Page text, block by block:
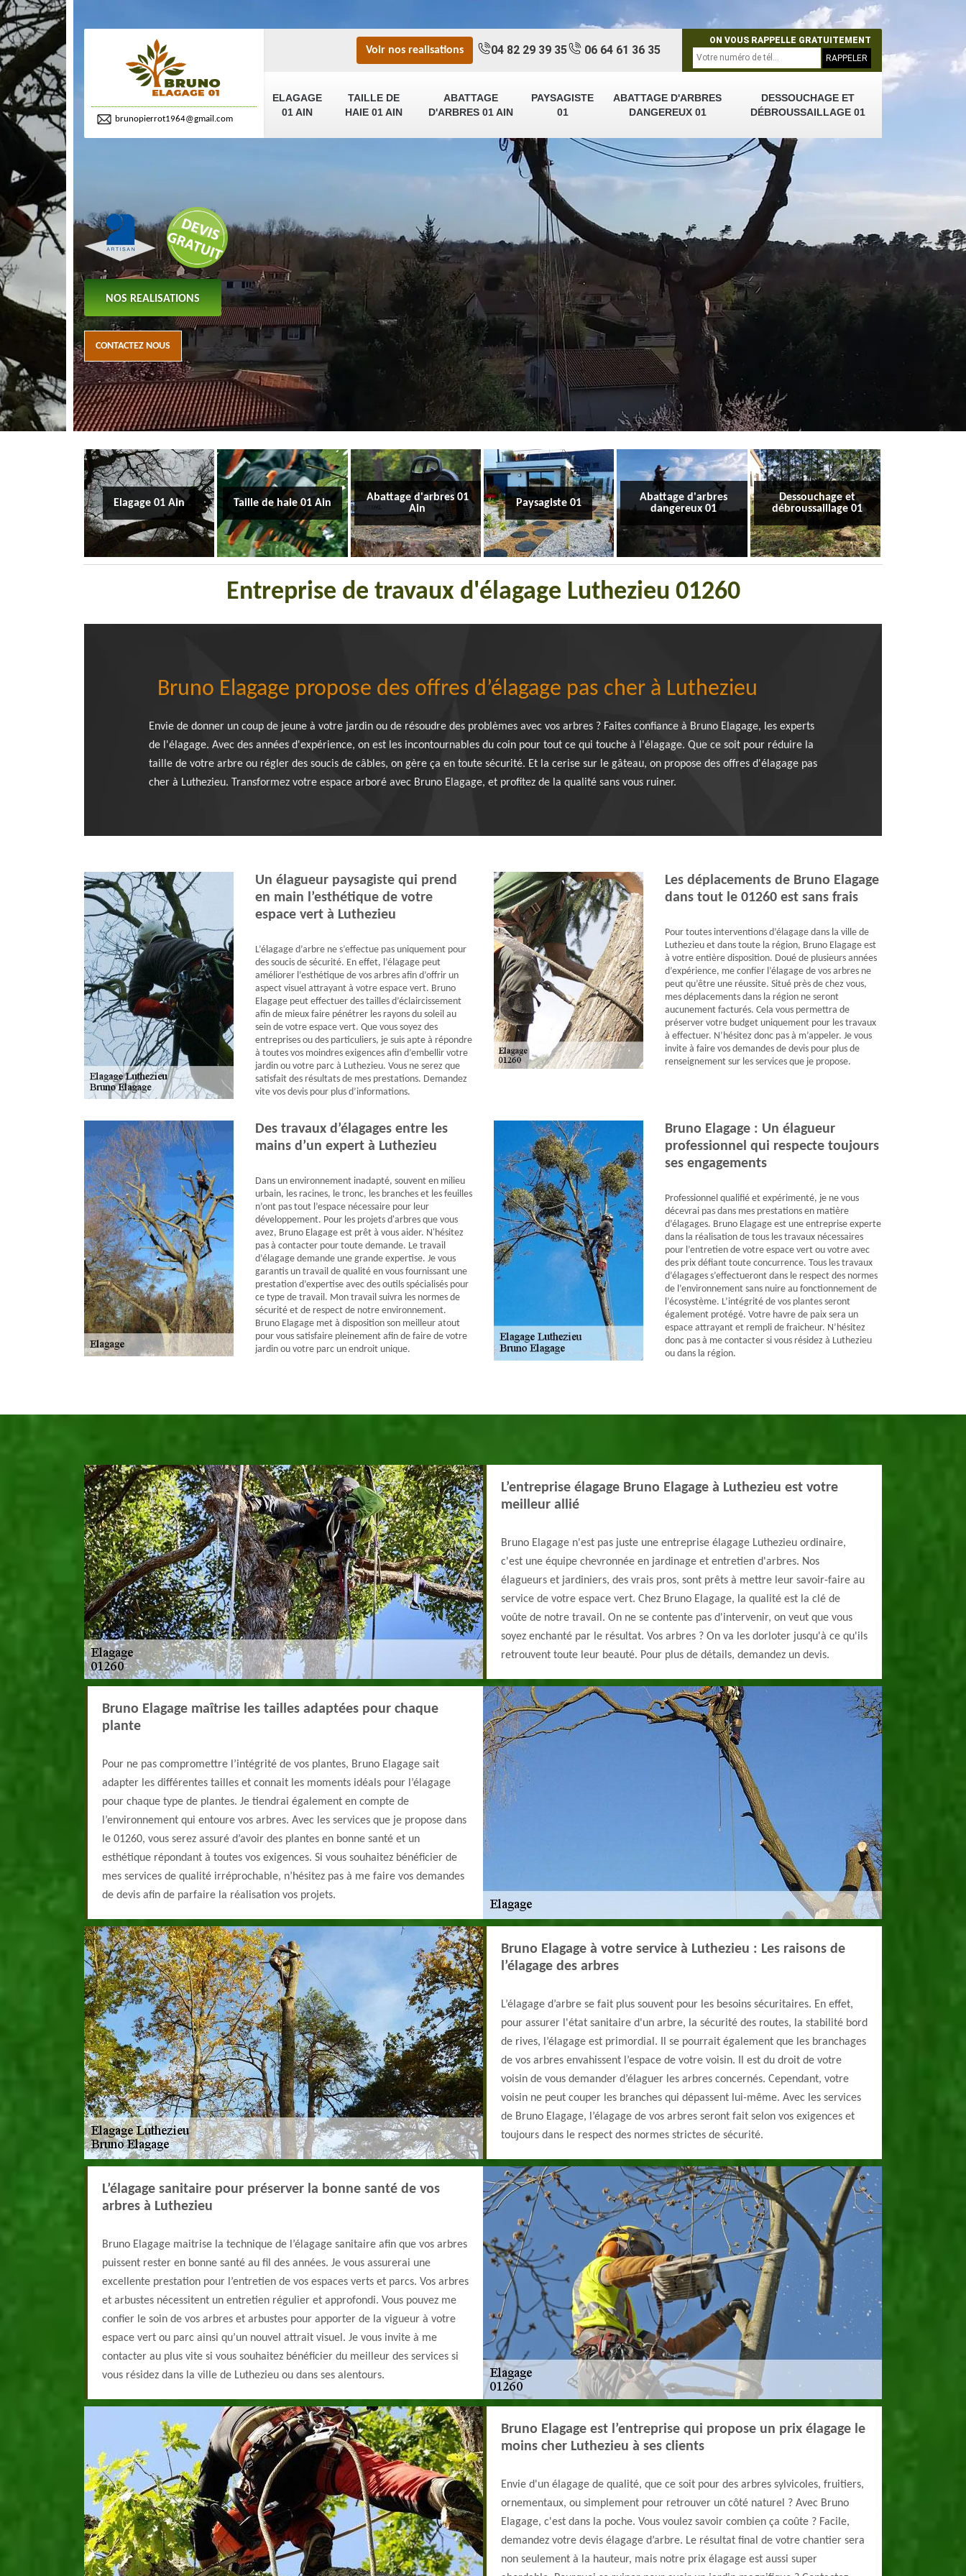
brunopierrot1964@gmail.com
ELAGAGE
01 AIN
TAILLE DE
HAIE 01 AIN
ABATTAGE
D'ARBRES 01 AIN
PAYSAGISTE
01
ABATTAGE D'ARBRES
DANGEREUX 01
DESSOUCHAGE ET
DÉBROUSSAILLAGE 01
Voir nos realisations 04 82 29 39 35 06 64 61 36 35
ON VOUS RAPPELLE GRATUITEMENT
NOS REALISATIONS
CONTACTEZ NOUS
Elagage 01 Ain Taille de haie 01 Ain
Abattage d'arbres 01
Ain
Paysagiste 01
Abattage d'arbres
dangereux 01
Dessouchage et
débroussaillage 01
Entreprise de travaux d'élagage Luthezieu 01260
Bruno Elagage propose des offres d’élagage pas cher à Luthezieu
Envie de donner un coup de jeune à votre jardin ou de résoudre des problèmes avec vos arbres ? Faites confiance à Bruno Elagage, les experts
de l'élagage. Avec des années d'expérience, on est les incontournables du coin pour tout ce qui touche à l'élagage. Que ce soit pour réduire la
taille de votre arbre ou régler des soucis de câbles, on gère ça en toute sécurité. Et la cerise sur le gâteau, on propose des offres d'élagage pas
cher à Luthezieu. Transformez votre espace arboré avec Bruno Elagage, et profitez de la qualité sans vous ruiner.
Un élagueur paysagiste qui prend
en main l’esthétique de votre
espace vert à Luthezieu
L’élagage d’arbre ne s’effectue pas uniquement pour
des soucis de sécurité. En effet, l’élagage peut
améliorer l’esthétique de vos arbres afin d’offrir un
aspect visuel attrayant à votre espace vert. Bruno
Elagage peut effectuer des tailles d’éclaircissement
afin de mieux faire pénétrer les rayons du soleil au
sein de votre espace vert. Que vous soyez des
entreprises ou des particuliers, je suis apte à répondre
à toutes vos moindres exigences afin d’embellir votre
jardin ou votre parc à Luthezieu. Vous ne serez que
satisfait des résultats de mes prestations. Demandez
vite vos devis pour plus d’informations.
Les déplacements de Bruno Elagage
dans tout le 01260 est sans frais
Pour toutes interventions d’élagage dans la ville de
Luthezieu et dans toute la région, Bruno Elagage est
à votre entière disposition. Doué de plusieurs années
d’expérience, me confier l’élagage de vos arbres ne
peut qu’être une réussite. Situé près de chez vous,
mes déplacements dans la région ne seront
aucunement facturés. Cela vous permettra de
préserver votre budget uniquement pour les travaux
à effectuer. N’hésitez donc pas à m’appeler. Je vous
invite à faire vos demandes de devis pour plus de
renseignement sur les services que je propose.
Des travaux d’élagages entre les
mains d’un expert à Luthezieu
Dans un environnement inadapté, souvent en milieu
urbain, les racines, le tronc, les branches et les feuilles
n’ont pas tout l’espace nécessaire pour leur
développement. Pour les projets d'arbres que vous
avez, Bruno Elagage est prêt à vous aider. N'hésitez
pas à contacter pour toute demande. Le travail
d’élagage demande une grande expertise. Je vous
garantis un travail de qualité en vous fournissant une
prestation d’expertise avec des outils spécialisés pour
ce type de travail. Mon travail suivra les normes de
sécurité et de respect de notre environnement.
Bruno Elagage met à disposition son meilleur atout
pour vous satisfaire pleinement afin de faire de votre
jardin ou votre parc un endroit unique.
Bruno Elagage : Un élagueur
professionnel qui respecte toujours
ses engagements
Professionnel qualifié et expérimenté, je ne vous
décevrai pas dans mes prestations en matière
d’élagages. Bruno Elagage est une entreprise experte
dans la réalisation de tous les travaux nécessaires
pour l’entretien de votre espace vert ou votre avec
des prix défiant toute concurrence. Tous les travaux
d’élagages s’effectueront dans le respect des normes
de l’environnement sans nuire au fonctionnement de
l’écosystème. L’intégrité de vos plantes seront
également protégé. Votre havre de paix sera un
espace attrayant et rempli de fraicheur. N’hésitez
donc pas à me contacter si vous résidez à Luthezieu
ou dans la région.
L’entreprise élagage Bruno Elagage à Luthezieu est votre
meilleur allié
Bruno Elagage n'est pas juste une entreprise élagage Luthezieu ordinaire,
c'est une équipe chevronnée en jardinage et entretien d'arbres. Nos
élagueurs et jardiniers, des vrais pros, sont prêts à mettre leur savoir-faire au
service de votre espace vert. Chez Bruno Elagage, la qualité est la clé de
voûte de notre travail. On ne se contente pas d'intervenir, on veut que vous
soyez enchanté par le résultat. Vos arbres ? On va les dorloter jusqu'à ce qu'ils
retrouvent toute leur beauté. Pour plus de détails, demandez un devis.
Bruno Elagage maîtrise les tailles adaptées pour chaque
plante
Pour ne pas compromettre l’intégrité de vos plantes, Bruno Elagage sait
adapter les différentes tailles et connait les moments idéals pour l’élagage
pour chaque type de plantes. Je tiendrai également en compte de
l’environnement qui entoure vos arbres. Avec les services que je propose dans
le 01260, vous serez assuré d’avoir des plantes en bonne santé et un
esthétique répondant à toutes vos exigences. Si vous souhaitez bénéficier de
mes services de qualité irréprochable, n’hésitez pas à me faire vos demandes
de devis afin de parfaire la réalisation vos projets.
Bruno Elagage à votre service à Luthezieu : Les raisons de
l’élagage des arbres
L’élagage d’arbre se fait plus souvent pour les besoins sécuritaires. En effet,
pour assurer l'état sanitaire d'un arbre, la sécurité des routes, la stabilité bord
de rives, l’élagage est primordial. Il se pourrait également que les branchages
de vos arbres envahissent l’espace de votre voisin. Il est du droit de votre
voisin de vous demander d’élaguer les arbres concernés. Cependant, votre
voisin ne peut couper les branches qui dépassent lui-même. Avec les services
de Bruno Elagage, l’élagage de vos arbres seront fait selon vos exigences et
toujours dans le respect des normes strictes de sécurité.
L’élagage sanitaire pour préserver la bonne santé de vos
arbres à Luthezieu
Bruno Elagage maitrise la technique de l’élagage sanitaire afin que vos arbres
puissent rester en bonne santé au fil des années. Je vous assurerai une
excellente prestation pour l’entretien de vos espaces verts et parcs. Vos arbres
et arbustes nécessitent un entretien régulier et approfondi. Vous pouvez me
confier le soin de vos arbres et arbustes pour apporter de la vigueur à votre
espace vert ou parc ainsi qu’un nouvel attrait visuel. Je vous invite à me
contacter au plus vite si vous souhaitez bénéficier du meilleur des services si
vous résidez dans la ville de Luthezieu ou dans ses alentours.
Bruno Elagage est l’entreprise qui propose un prix élagage le
moins cher Luthezieu à ses clients
Envie d'un élagage de qualité, que ce soit pour des arbres sylvicoles, fruitiers,
ornementaux, ou simplement pour retrouver un côté naturel ? Avec Bruno
Elagage, c'est dans la poche. Vous voulez savoir combien ça coûte ? Facile,
demandez votre devis élagage d’arbre. Le résultat final de votre chantier sera
non seulement à la hauteur, mais notre prix élagage est aussi super